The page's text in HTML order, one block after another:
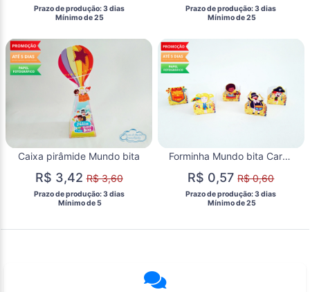
Prazo de produção: 3 dias
  Mínimo de 25
Prazo de produção: 3 dias
  Mínimo de 25
Caixa pirâmide Mundo bita
R$ 3,42R$ 3,60
Prazo de produção: 3 dias
  Mínimo de 5
Forminha Mundo bita Carnaval
R$ 0,57R$ 0,60
Prazo de produção: 3 dias
  Mínimo de 25